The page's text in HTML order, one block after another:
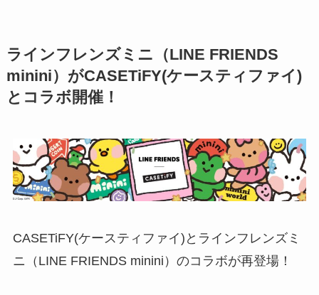
ラインフレンズミニ（LINE FRIENDS
minini）がCASETiFY(ケースティファイ)
とコラボ開催！
CASETiFY(ケースティファイ)とラインフレンズミ
ニ（LINE FRIENDS minini）のコラボが再登場！